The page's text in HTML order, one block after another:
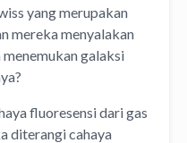
yang merupakan
mereka menyalakan
galaksi
fluoresensi dari gas
diterangi cahaya